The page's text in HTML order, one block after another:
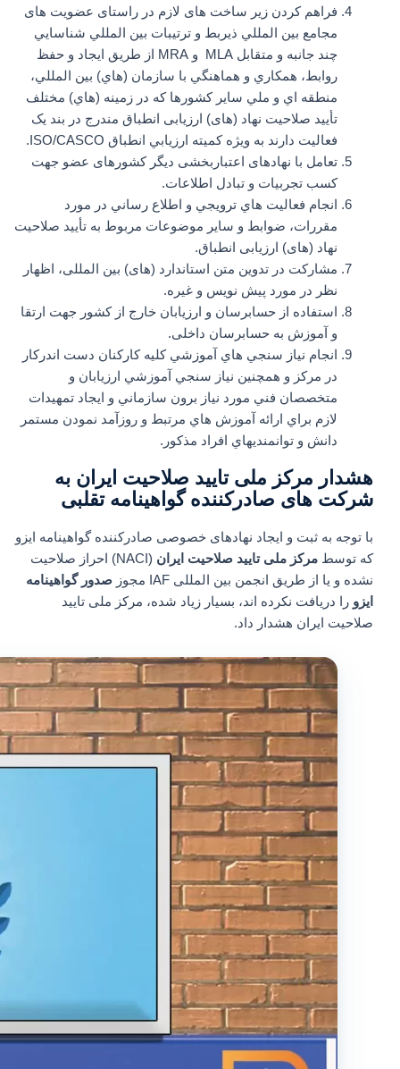
فراهم کردن زیر ساخت های لازم در راستای عضويت های
مجامع بين المللي ذيربط و ترتيبات بين المللي شناسايي
چند جانبه و متقابل MLA و MRA از طريق ايجاد و حفظ
روابط، همکاري و هماهنگي با سازمان (هاي) بين المللي،
منطقه اي و ملي ساير کشورها که در زمينه (هاي) مختلف
تأييد صلاحيت نهاد (های) ارزیابی انطباق مندرج در بند يک
فعاليت دارند به ويژه کميته ارزيابي انطباق ISO/CASCO.
تعامل با نهادهای اعتباربخشی دیگر کشورهای عضو جهت
کسب تجربیات و تبادل اطلاعات.
انجام فعاليت هاي ترويجي و اطلاع رساني در مورد
مقررات، ضوابط و ساير موضوعات مربوط به تأييد صلاحيت
نهاد (های) ارزیابی انطباق.
مشارکت در تدوین متن استاندارد (های) بین المللی، اظهار
نظر در مورد پیش نویس و غیره.
استفاده از حسابرسان و ارزیابان خارج از کشور جهت ارتقا
و آموزش به حسابرسان داخلی.
انجام نياز سنجي هاي آموزشي کليه کارکنان دست اندرکار
در مرکز و همچنين نياز سنجي آموزشي ارزيابان و
متخصصان فني مورد نياز برون سازماني و ايجاد تمهيدات
لازم براي ارائه آموزش هاي مرتبط و روزآمد نمودن مستمر
دانش و توانمنديهاي افراد مذکور.
هشدار مرکز ملی تایید صلاحیت ایران به
شرکت های صادرکننده گواهینامه تقلبی
با توجه به ثبت و ایجاد نهادهای خصوصی صادرکننده گواهینامه ایزو
که توسطمرکز ملی تایید صلاحیت ایران
(NACI) احراز صلاحیت
نشده و یا از طریق انجمن بین المللی IAF مجوز
صدور گواهینامه
ایزو را دریافت نکرده اند، بسیار زیاد شده، مرکز ملی تایید
صلاحیت ایران هشدار داد.